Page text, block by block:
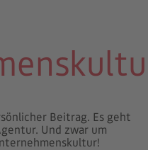
Beitrag. Es geht
Und zwar um